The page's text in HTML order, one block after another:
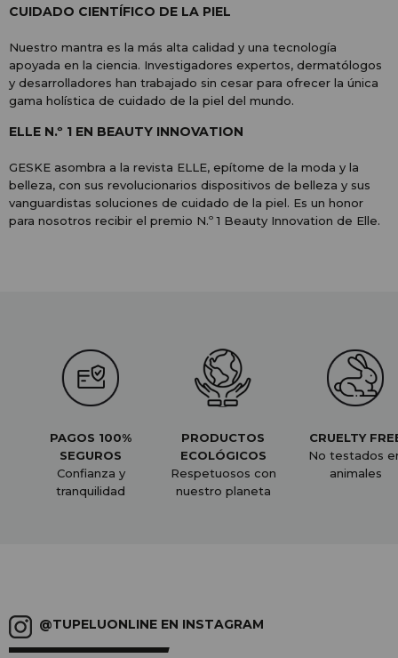
CUIDADO CIENTÍFICO DE LA PIEL
Nuestro mantra es la más alta calidad y una tecnología
apoyada en la ciencia. Investigadores expertos, dermatólogos
y desarrolladores han trabajado sin cesar para ofrecer la única
gama holística de cuidado de la piel del mundo.
ELLE N.º 1 EN BEAUTY INNOVATION
GESKE asombra a la revista ELLE, epítome de la moda y la
belleza, con sus revolucionarios dispositivos de belleza y sus
vanguardistas soluciones de cuidado de la piel. Es un honor
para nosotros recibir el premio N.º 1 Beauty Innovation de Elle.
PAGOS 100%
SEGUROS
Confianza y
tranquilidad
PRODUCTOS
ECOLÓGICOS
Respetuosos con
nuestro planeta
CRUELTY
No testados
animales
@TUPELUONLINE EN INSTAGRAM